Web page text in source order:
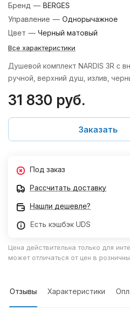
Бренд — BERGES
Управление — Однорычажное
Цвет — Черный матовый
Все характеристики
Душевой комплект NARDIS 3R с
ручной, верхний душ, излив,
31 830 руб.
Заказать
Под заказ
Рассчитать доставку
Нашли дешевле?
Есть кэшбэк UDS
Цена действительна только для
может отличаться от цен в
Отзывы Характеристики